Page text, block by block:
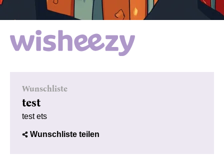
Wunschliste
test
test ets
Wunschliste teilen